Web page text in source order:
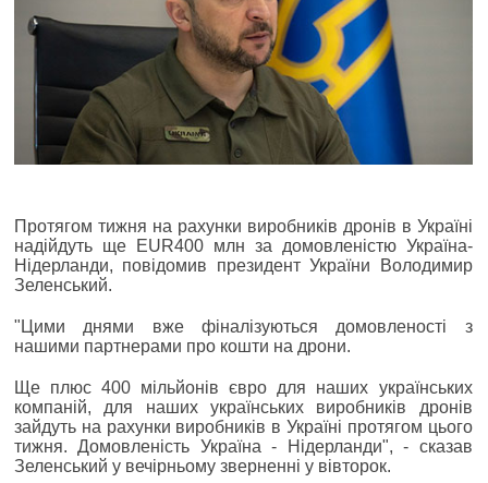
Протягом тижня на рахунки виробників дронів в Україні
надійдуть ще EUR400 млн за домовленістю Україна-
Нідерланди, повідомив президент України Володимир
Зеленський.
"Цими днями вже фіналізуються домовленості з
нашими партнерами про кошти на дрони.
Ще плюс 400 мільйонів євро для наших українських
компаній, для наших українських виробників дронів
зайдуть на рахунки виробників в Україні протягом цього
тижня. Домовленість Україна - Нідерланди", - сказав
Зеленський у вечірньому зверненні у вівторок.